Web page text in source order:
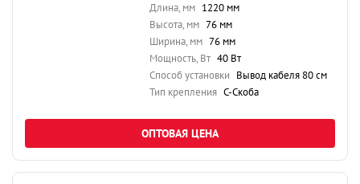
Длина, мм 1220 мм
Высота, мм 76 мм
Ширина, мм 76 мм
Мощность, Вт 40 Вт
Способ установки Вывод кабеля 80 см
Тип крепления С-Скоба
ОПТОВАЯ ЦЕНА